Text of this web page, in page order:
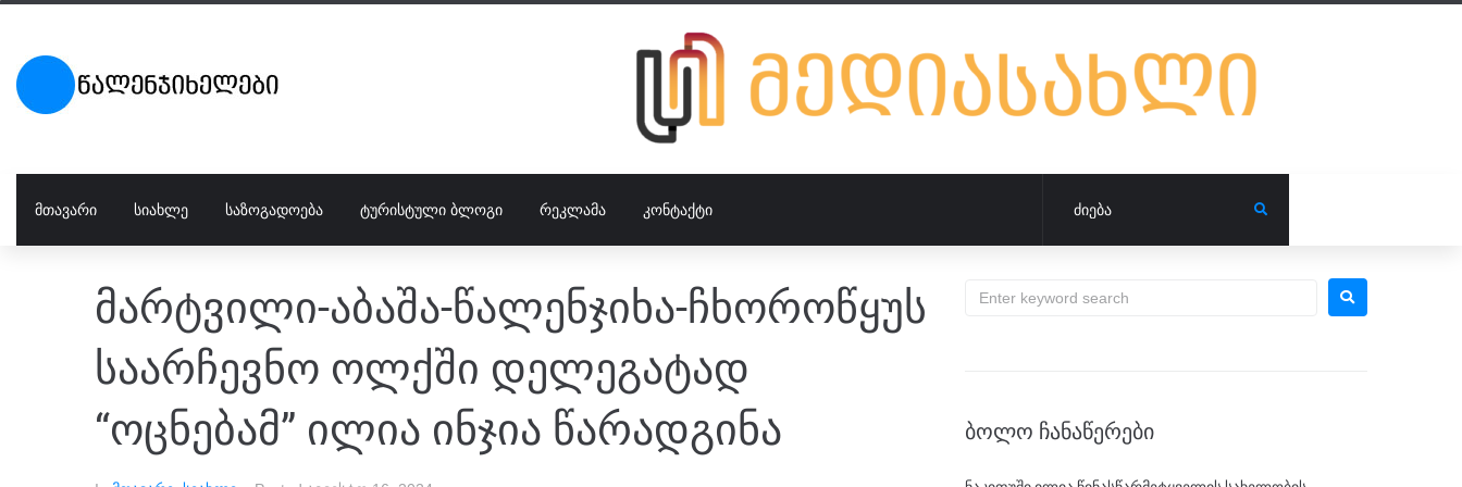
ᲛᲗᲐᲕᲐᲠᲘ ᲡᲘᲐᲮᲚᲔ ᲡᲐᲖᲝᲒᲐᲓᲝᲔᲑᲐ ᲢᲣᲠᲘᲡᲢᲣᲚᲘ ᲑᲚᲝᲒᲘ ᲠᲔᲙᲚᲐᲛᲐ ᲙᲝᲜᲢᲐᲥᲢᲘ
მარტვილი-აბაშა-წალენჯიხა-ჩხოროწყუს
საარჩევნო ოლქში დელეგატად
“ოცნებამ” ილია ინჯია წარადგინა
ᲑᲝᲚᲝ ᲩᲐᲜᲐᲬᲔᲠᲔᲑᲘ